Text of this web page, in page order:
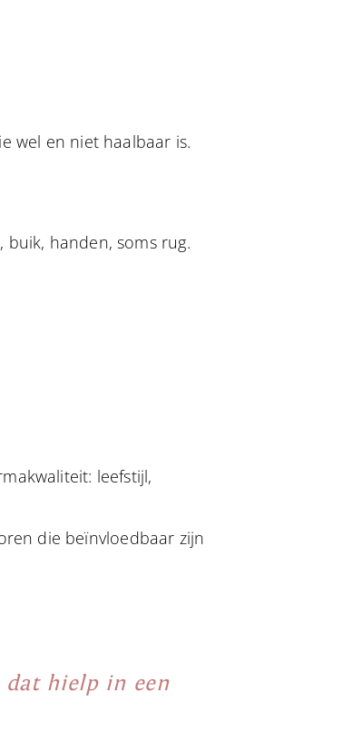
wel en niet haalbaar is.
handen, soms rug.
leefstijl,
die beïnvloedbaar zijn
dat hielp in een